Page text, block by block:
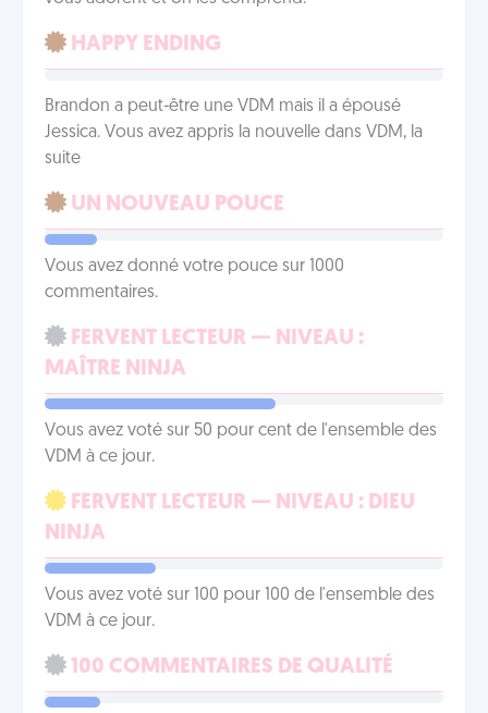
HAPPY ENDING
Brandon a peut-être une VDM mais il a épousé
Jessica. Vous avez appris la nouvelle dans VDM, la
suite
UN NOUVEAU POUCE
Vous avez donné votre pouce sur 1000
commentaires.
FERVENT LECTEUR — NIVEAU :
MAÎTRE NINJA
Vous avez voté sur 50 pour cent de l'ensemble des
VDM à ce jour.
FERVENT LECTEUR — NIVEAU : DIEU
NINJA
Vous avez voté sur 100 pour 100 de l'ensemble des
VDM à ce jour.
100 COMMENTAIRES DE QUALITÉ